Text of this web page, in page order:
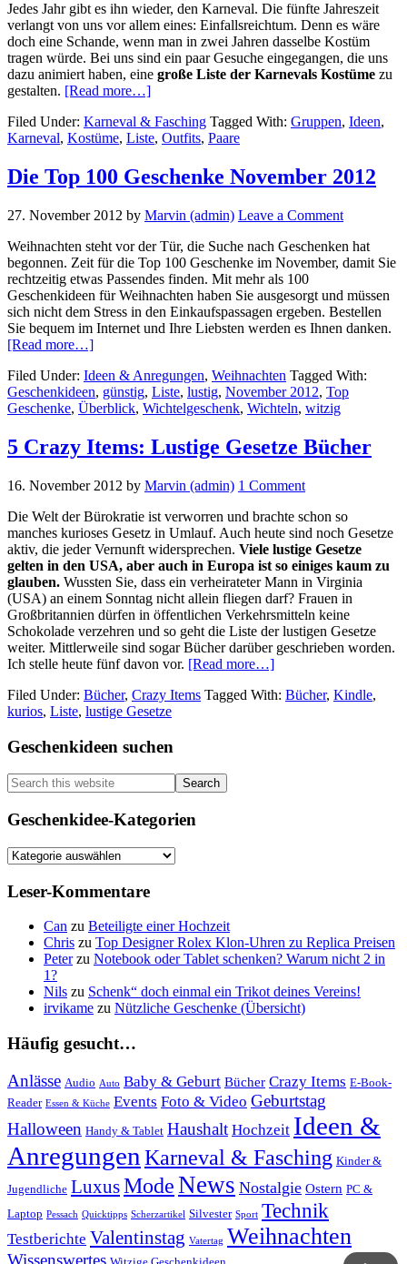
Jedes Jahr gibt es ihn wieder, den Karneval. Die fünfte Jahreszeit
verlangt von uns vor allem eines: Einfallsreichtum. Denn es wäre
doch eine Schande, wenn man in zwei Jahren dasselbe Kostüm
tragen würde. Bei uns sind ein paar Gesuche eingegangen, die uns
dazu animiert haben, eine große Liste der Karnevals Kostüme zu
gestalten. [Read more…]about
Karnevals
Kostüme
Filed Under: Karneval & Fasching Tagged With: Gruppen, Ideen,
Karneval, Kostüme, Liste, Outfits, Paare
Die Top 100 Geschenke November 2012
27. November 2012 by Marvin (admin) Leave a Comment
Weihnachten steht vor der Tür, die Suche nach Geschenken hat
begonnen. Zeit für die Top 100 Geschenke im November, damit Sie
rechtzeitig etwas Passendes finden. Mit mehr als 100
Geschenkideen für Weihnachten haben Sie ausgesorgt und müssen
sich nicht dem Stress in den Einkaufspassagen ergeben. Bestellen
Sie bequem im Internet und Ihre Liebsten werden es Ihnen danken.
[Read more…]about
Top
100
Geschenke
2012
Filed Under: Ideen & Anregungen, Weihnachten Tagged With:
Geschenkideen, günstig, Liste, lustig, November 2012, Top
Geschenke, Überblick, Wichtelgeschenk, Wichteln, witzig
5 Crazy Items: Lustige Gesetze Bücher
16. November 2012 by Marvin (admin) 1 Comment
Die Welt der Bürokratie ist verworren und brachte schon so
manches kurioses Gesetz in Umlauf. Auch heute sind noch Gesetze
aktiv, die jeder Vernunft widersprechen. Viele lustige Gesetze
gelten in den USA, aber auch in Europa ist so einiges kaum zu
glauben. Wussten Sie, dass ein verheirateter Mann in Virginia
(USA) an einem Sonntag nicht allein fliegen darf? Frauen in
Großbritannien dürfen in öffentlichen Verkehrsmitteln keine
Schokolade verzehren und so geht die Liste der lustigen Gesetze
weiter. Mittlerweile sind sogar Bücher darüber geschrieben worden.
Ich stelle heute fünf davon vor. [Read more…]about
Crazy
Filed Under: Bücher, Crazy Items Tagged With: Bücher, Kindle,
kurios, Liste, lustige Gesetze
Primary
Sidebar
Geschenkideen suchen
Search
this
website
Geschenkidee-Kategorien
Geschenkidee-
Leser-Kommentare
Can zu Beteiligte einer Hochzeit
Chris zu Top Designer Rolex Klon-Uhren zu Replica Preisen
Peterzu Notebook oder Tablet schenken? Warum nicht 2 in
1?
Nils zu Schenk“ doch einmal ein Trikot deines Vereins!
irvikame zu Nützliche Geschenke (Übersicht)
Häufig gesucht…
Anlässe Audio Auto Baby & Geburt Bücher Crazy Items E-Book-
Reader Essen & Küche Events Foto & Video Geburtstag
Halloween Handy & Tablet Haushalt Hochzeit Ideen &
Anregungen Karneval & Fasching Kinder &
Jugendliche LuxusModeNews Nostalgie Ostern PC &
Laptop Pessach Quicktipps Scherzartikel Silvester Sport Technik
Testberichte Valentinstag Vatertag Weihnachten
Wissenswertes